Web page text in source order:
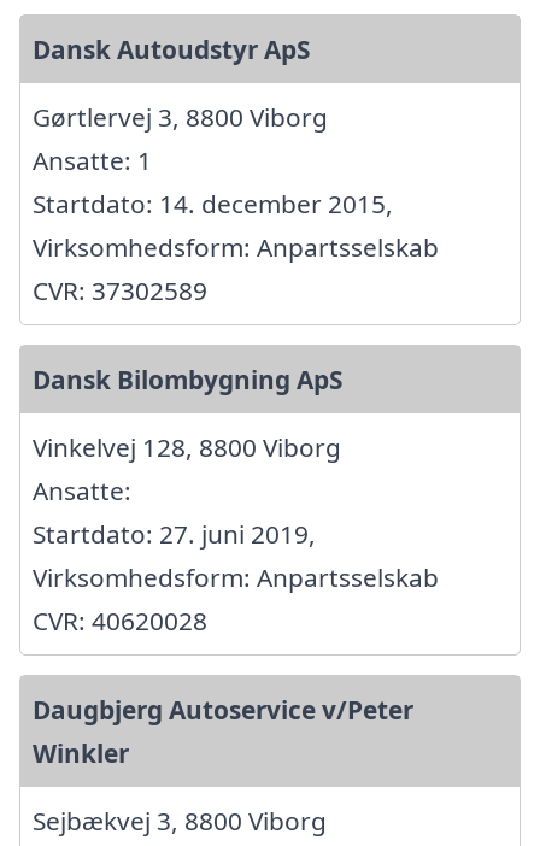
Dansk Autoudstyr ApS
Gørtlervej 3, 8800 Viborg
Ansatte: 1
Startdato: 14. december 2015,
Virksomhedsform: Anpartsselskab
CVR: 37302589
Dansk Bilombygning ApS
Vinkelvej 128, 8800 Viborg
Ansatte:
Startdato: 27. juni 2019,
Virksomhedsform: Anpartsselskab
CVR: 40620028
Daugbjerg Autoservice v/Peter
Winkler
Sejbækvej 3, 8800 Viborg